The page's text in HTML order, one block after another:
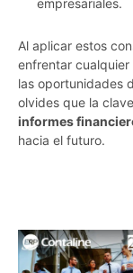
empresariales.
Al aplicar estos
enfrentar
las oportunidades
olvides que la
informes
hacia el futuro.